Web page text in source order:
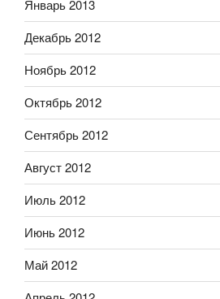
Январь 2013
Декабрь 2012
Ноябрь 2012
Октябрь 2012
Сентябрь 2012
Август 2012
Июль 2012
Июнь 2012
Май 2012